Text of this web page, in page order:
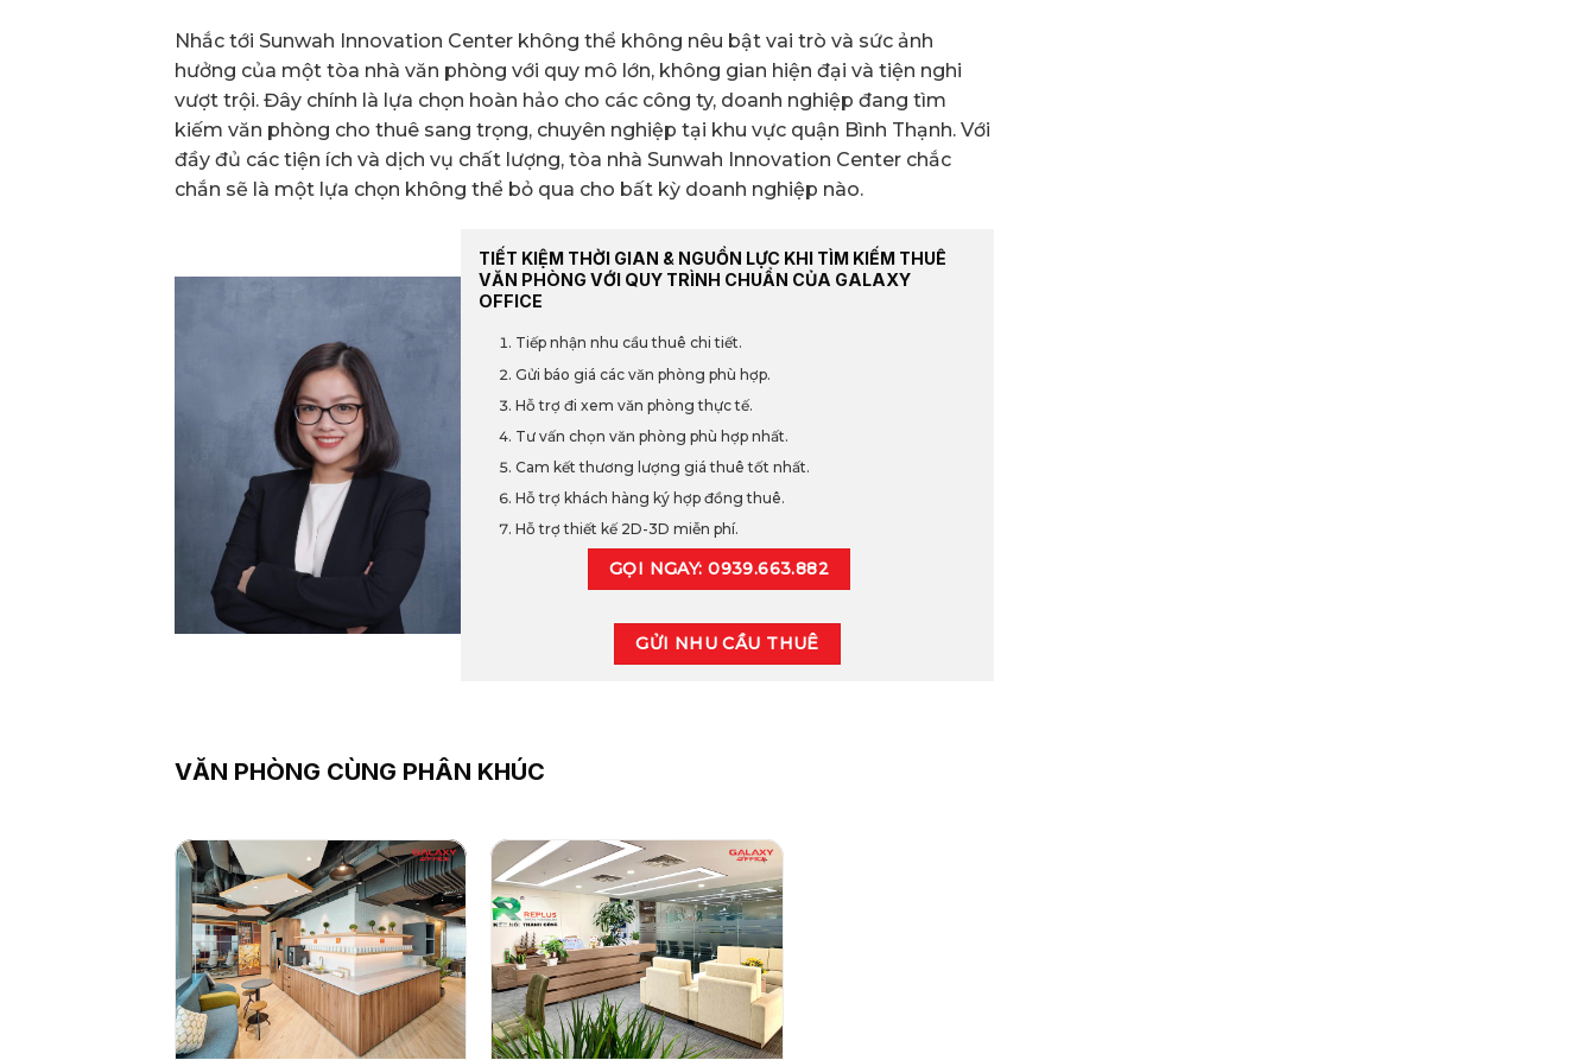
Nhắc tới Sunwah Innovation Center không thể không nêu bật vai trò và sức ảnh
hưởng của một tòa nhà văn phòng với quy mô lớn, không gian hiện đại và tiện nghi
vượt trội. Đây chính là lựa chọn hoàn hảo cho các công ty, doanh nghiệp đang tìm
kiếm văn phòng cho thuê sang trọng, chuyên nghiệp tại khu vực quận Bình Thạnh. Với
đầy đủ các tiện ích và dịch vụ chất lượng, tòa nhà Sunwah Innovation Center chắc
chắn sẽ là một lựa chọn không thể bỏ qua cho bất kỳ doanh nghiệp nào.
TIẾT KIỆM THỜI GIAN & NGUỒN LỰC KHI TÌM KIẾM THUÊ
VĂN PHÒNG VỚI QUY TRÌNH CHUẨN CỦA GALAXY
OFFICE
Tiếp nhận nhu cầu thuê chi tiết.
Gửi báo giá các văn phòng phù hợp.
Hỗ trợ đi xem văn phòng thực tế.
Tư vấn chọn văn phòng phù hợp nhất.
Cam kết thương lượng giá thuê tốt nhất.
Hỗ trợ khách hàng ký hợp đồng thuê.
Hỗ trợ thiết kế 2D-3D miễn phí.
GỌI NGAY: 0939.663.882
GỬI NHU CẦU THUÊ
VĂN PHÒNG CÙNG PHÂN KHÚC